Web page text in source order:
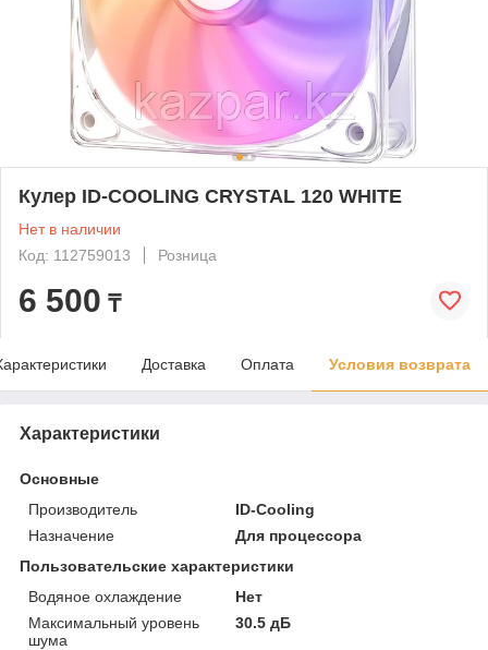
Кулер ID-COOLING CRYSTAL 120 WHITE
Нет в наличии
Код: 112759013
Розница
6 500 ₸
Доставка Оплата Условия возврата
Характеристики
Основные
Производитель
ID-Cooling
Назначение
Для процессора
Пользовательские характеристики
Водяное охлаждение
Нет
Максимальный уровень
шума
30.5 дБ